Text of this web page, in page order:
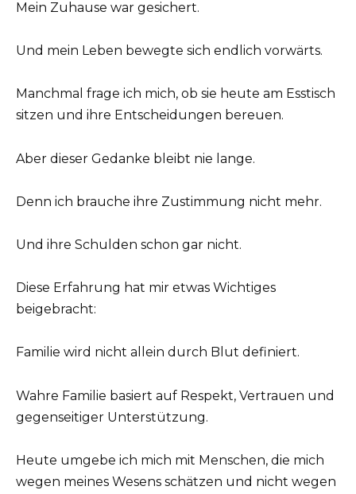
Mein Zuhause war gesichert.
Und mein Leben bewegte sich endlich vorwärts.
Manchmal frage ich mich, ob sie heute am Esstisch
sitzen und ihre Entscheidungen bereuen.
Aber dieser Gedanke bleibt nie lange.
Denn ich brauche ihre Zustimmung nicht mehr.
Und ihre Schulden schon gar nicht.
Diese Erfahrung hat mir etwas Wichtiges
beigebracht:
Familie wird nicht allein durch Blut definiert.
Wahre Familie basiert auf Respekt, Vertrauen und
gegenseitiger Unterstützung.
Heute umgebe ich mich mit Menschen, die mich
wegen meines Wesens schätzen und nicht wegen